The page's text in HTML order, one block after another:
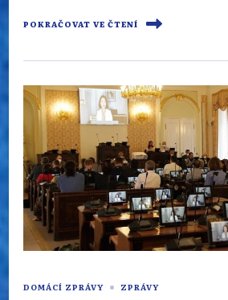
POKRAČOVAT VE ČTENÍ
DOMÁCÍ ZPRÁVY ZPRÁVY